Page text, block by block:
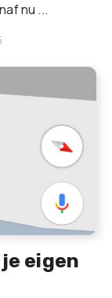
nu ...
eigen